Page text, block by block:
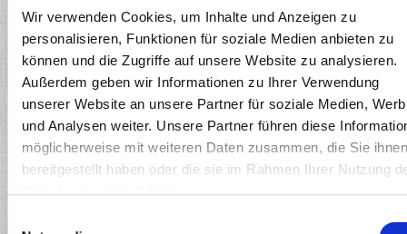
Wir verwenden Cookies, um Inhalte und Anzeigen zu
personalisieren, Funktionen für soziale Medien anbieten zu
können und die Zugriffe auf unsere Website zu analysieren.
Außerdem geben wir Informationen zu Ihrer Verwendung
unserer Website an unsere Partner für soziale Medien,
und Analysen weiter. Unsere Partner führen diese
möglicherweise mit weiteren Daten zusammen, die Sie ihnen
bereitgestellt haben oder die sie im Rahmen Ihrer Nutzung
Dienste gesammelt haben.
schon seit Jahrhunderten in
mitteleuropäischen Gärten kultiviert
werden, haben wir zunehmend durch
eine Vielzahl an Stauden vor allem
aus Nordamerika erweitert.
Dies entspricht den gestiegenen
Anforderungen an eine
gartenkulturelle Vielfalt.